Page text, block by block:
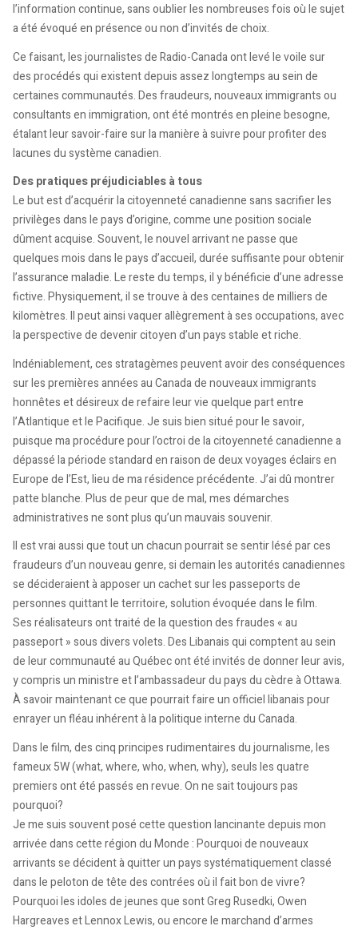
l’information continue, sans oublier les nombreuses fois où le sujet
a été évoqué en présence ou non d’invités de choix.
Ce faisant, les journalistes de Radio-Canada ont levé le voile sur
des procédés qui existent depuis assez longtemps au sein de
certaines communautés. Des fraudeurs, nouveaux immigrants ou
consultants en immigration, ont été montrés en pleine besogne,
étalant leur savoir-faire sur la manière à suivre pour profiter des
lacunes du système canadien.
Des pratiques préjudiciables à tous
Le but est d’acquérir la citoyenneté canadienne sans sacrifier les
privilèges dans le pays d’origine, comme une position sociale
dûment acquise. Souvent, le nouvel arrivant ne passe que
quelques mois dans le pays d’accueil, durée suffisante pour obtenir
l’assurance maladie. Le reste du temps, il y bénéficie d’une adresse
fictive. Physiquement, il se trouve à des centaines de milliers de
kilomètres. Il peut ainsi vaquer allègrement à ses occupations, avec
la perspective de devenir citoyen d’un pays stable et riche.
Indéniablement, ces stratagèmes peuvent avoir des conséquences
sur les premières années au Canada de nouveaux immigrants
honnêtes et désireux de refaire leur vie quelque part entre
l’Atlantique et le Pacifique. Je suis bien situé pour le savoir,
puisque ma procédure pour l’octroi de la citoyenneté canadienne a
dépassé la période standard en raison de deux voyages éclairs en
Europe de l’Est, lieu de ma résidence précédente. J’ai dû montrer
patte blanche. Plus de peur que de mal, mes démarches
administratives ne sont plus qu’un mauvais souvenir.
Il est vrai aussi que tout un chacun pourrait se sentir lésé par ces
fraudeurs d’un nouveau genre, si demain les autorités canadiennes
se décideraient à apposer un cachet sur les passeports de
personnes quittant le territoire, solution évoquée dans le film.
Ses réalisateurs ont traité de la question des fraudes « au
passeport » sous divers volets. Des Libanais qui comptent au sein
de leur communauté au Québec ont été invités de donner leur avis,
y compris un ministre et l’ambassadeur du pays du cèdre à Ottawa.
À savoir maintenant ce que pourrait faire un officiel libanais pour
enrayer un fléau inhérent à la politique interne du Canada.
Dans le film, des cinq principes rudimentaires du journalisme, les
fameux 5W (what, where, who, when, why), seuls les quatre
premiers ont été passés en revue. On ne sait toujours pas
pourquoi?
Je me suis souvent posé cette question lancinante depuis mon
arrivée dans cette région du Monde : Pourquoi de nouveaux
arrivants se décident à quitter un pays systématiquement classé
dans le peloton de tête des contrées où il fait bon de vivre?
Pourquoi les idoles de jeunes que sont Greg Rusedki, Owen
Hargreaves et Lennox Lewis, ou encore le marchand d’armes